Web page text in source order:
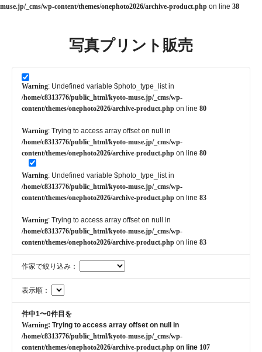
muse.jp/_cms/wp-content/themes/onephoto2026/archive-product.php on line 38
写真プリント販売
Warning: Undefined variable $photo_type_list in
/home/c8313776/public_html/kyoto-muse.jp/_cms/wp-
content/themes/onephoto2026/archive-product.php on line 80
Warning: Trying to access array offset on null in
/home/c8313776/public_html/kyoto-muse.jp/_cms/wp-
content/themes/onephoto2026/archive-product.php on line 80
Warning: Undefined variable $photo_type_list in
/home/c8313776/public_html/kyoto-muse.jp/_cms/wp-
content/themes/onephoto2026/archive-product.php on line 83
Warning: Trying to access array offset on null in
/home/c8313776/public_html/kyoto-muse.jp/_cms/wp-
content/themes/onephoto2026/archive-product.php on line 83
作家で絞り込み：
表示順：
件中1〜0件目を
Warning: Trying to access array offset on null in
/home/c8313776/public_html/kyoto-muse.jp/_cms/wp-
content/themes/onephoto2026/archive-product.php on line 107